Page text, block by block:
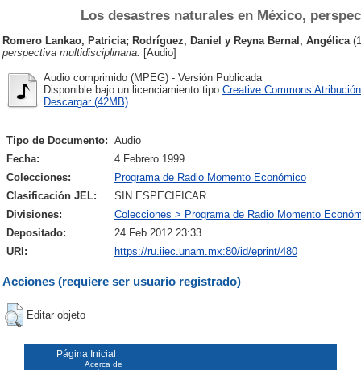
Los desastres naturales en México,
Romero Lankao, Patricia; Rodríguez, Daniel y Reyna Bernal, Angélica
perspectiva multidisciplinaria.
[Audio]
Audio comprimido (MPEG) - Versión Publicada
Disponible bajo un licenciamiento tipo Creative Commons
Descargar (42MB)
Tipo de Documento: Audio
Fecha:
4 Febrero 1999
Colecciones:
Programa de Radio Momento Económico
Clasificación JEL:
SIN ESPECIFICAR
Divisiones:
Colecciones > Programa de Radio Momento
Depositado:
24 Feb 2012 23:33
URI:
https://ru.iiec.unam.mx:80/id/eprint/480
Acciones (requiere ser usuario registrado)
Editar objeto
Página Inicial
Acerca de